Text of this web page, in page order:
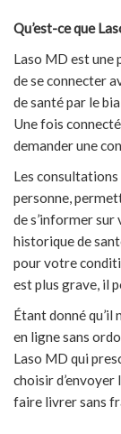
Qu’est-ce que
Laso MD est
de se connecter
de santé par le
Une fois
demander une
Les
personne,
de s’informer sur
historique de
pour votre
est plus grave, il
Étant donné qu’il
en ligne sans
Laso MD qui
choisir d’envoyer
faire livrer sans